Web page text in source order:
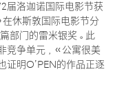
届洛迦诺国际电影节获
在休斯敦国际电影节分
部门的雷米银奖。此
竞争单元，《公寓很美
证明O’PEN的作品正逐